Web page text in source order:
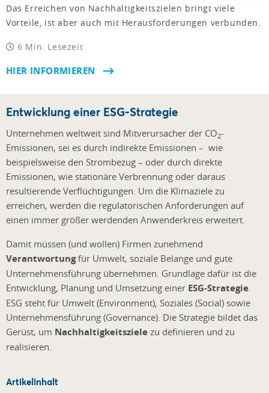
Das Erreichen von Nachhaltigkeitszielen bringt viele
Vorteile, ist aber auch mit Herausforderungen verbunden.
6 Min. Lesezeit
HIER INFORMIEREN
Entwicklung einer ESG-Strategie
Unternehmen weltweit sind Mitverursacher der CO2-
Emissionen, sei es durch indirekte Emissionen – wie
beispielsweise den Strombezug – oder durch direkte
Emissionen, wie stationäre Verbrennung oder daraus
resultierende Verflüchtigungen. Um die Klimaziele zu
erreichen, werden die regulatorischen Anforderungen auf
einen immer größer werdenden Anwenderkreis erweitert.
Damit müssen (und wollen) Firmen zunehmend
Verantwortungfür Umwelt, soziale Belange und gute
Unternehmensführung übernehmen. Grundlage dafür ist die
Entwicklung, Planung und Umsetzung einer ESG-Strategie
ESG steht für Umwelt (Environment), Soziales (Social) sowie
Unternehmensführung (Governance). Die Strategie bildet das
Gerüst, um Nachhaltigkeitsziele zu definieren und zu
realisieren.
Artikelinhalt